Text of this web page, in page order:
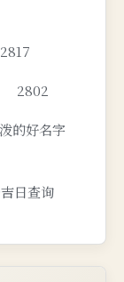
2817
2802
的好名字
日查询